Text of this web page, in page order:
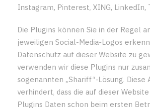
Instagram, Pinterest, XING, LinkedIn,
Die Plugins können Sie in der Regel
jeweiligen Social-Media-Logos
Datenschutz auf dieser Website zu
verwenden wir diese Plugins nur
sogenannten „Shariff“-Lösung. Diese
verhindert, dass die auf dieser
Plugins Daten schon beim ersten